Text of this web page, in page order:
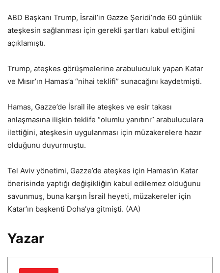
ABD Başkanı Trump, İsrail’in Gazze Şeridi’nde 60 günlük
ateşkesin sağlanması için gerekli şartları kabul ettiğini
açıklamıştı.
Trump, ateşkes görüşmelerine arabuluculuk yapan Katar
ve Mısır’ın Hamas’a “nihai teklifi” sunacağını kaydetmişti.
Hamas, Gazze’de İsrail ile ateşkes ve esir takası
anlaşmasına ilişkin teklife “olumlu yanıtını” arabuluculara
ilettiğini, ateşkesin uygulanması için müzakerelere hazır
olduğunu duyurmuştu.
Tel Aviv yönetimi, Gazze’de ateşkes için Hamas’ın Katar
önerisinde yaptığı değişikliğin kabul edilemez olduğunu
savunmuş, buna karşın İsrail heyeti, müzakereler için
Katar’ın başkenti Doha’ya gitmişti. (AA)
Yazar